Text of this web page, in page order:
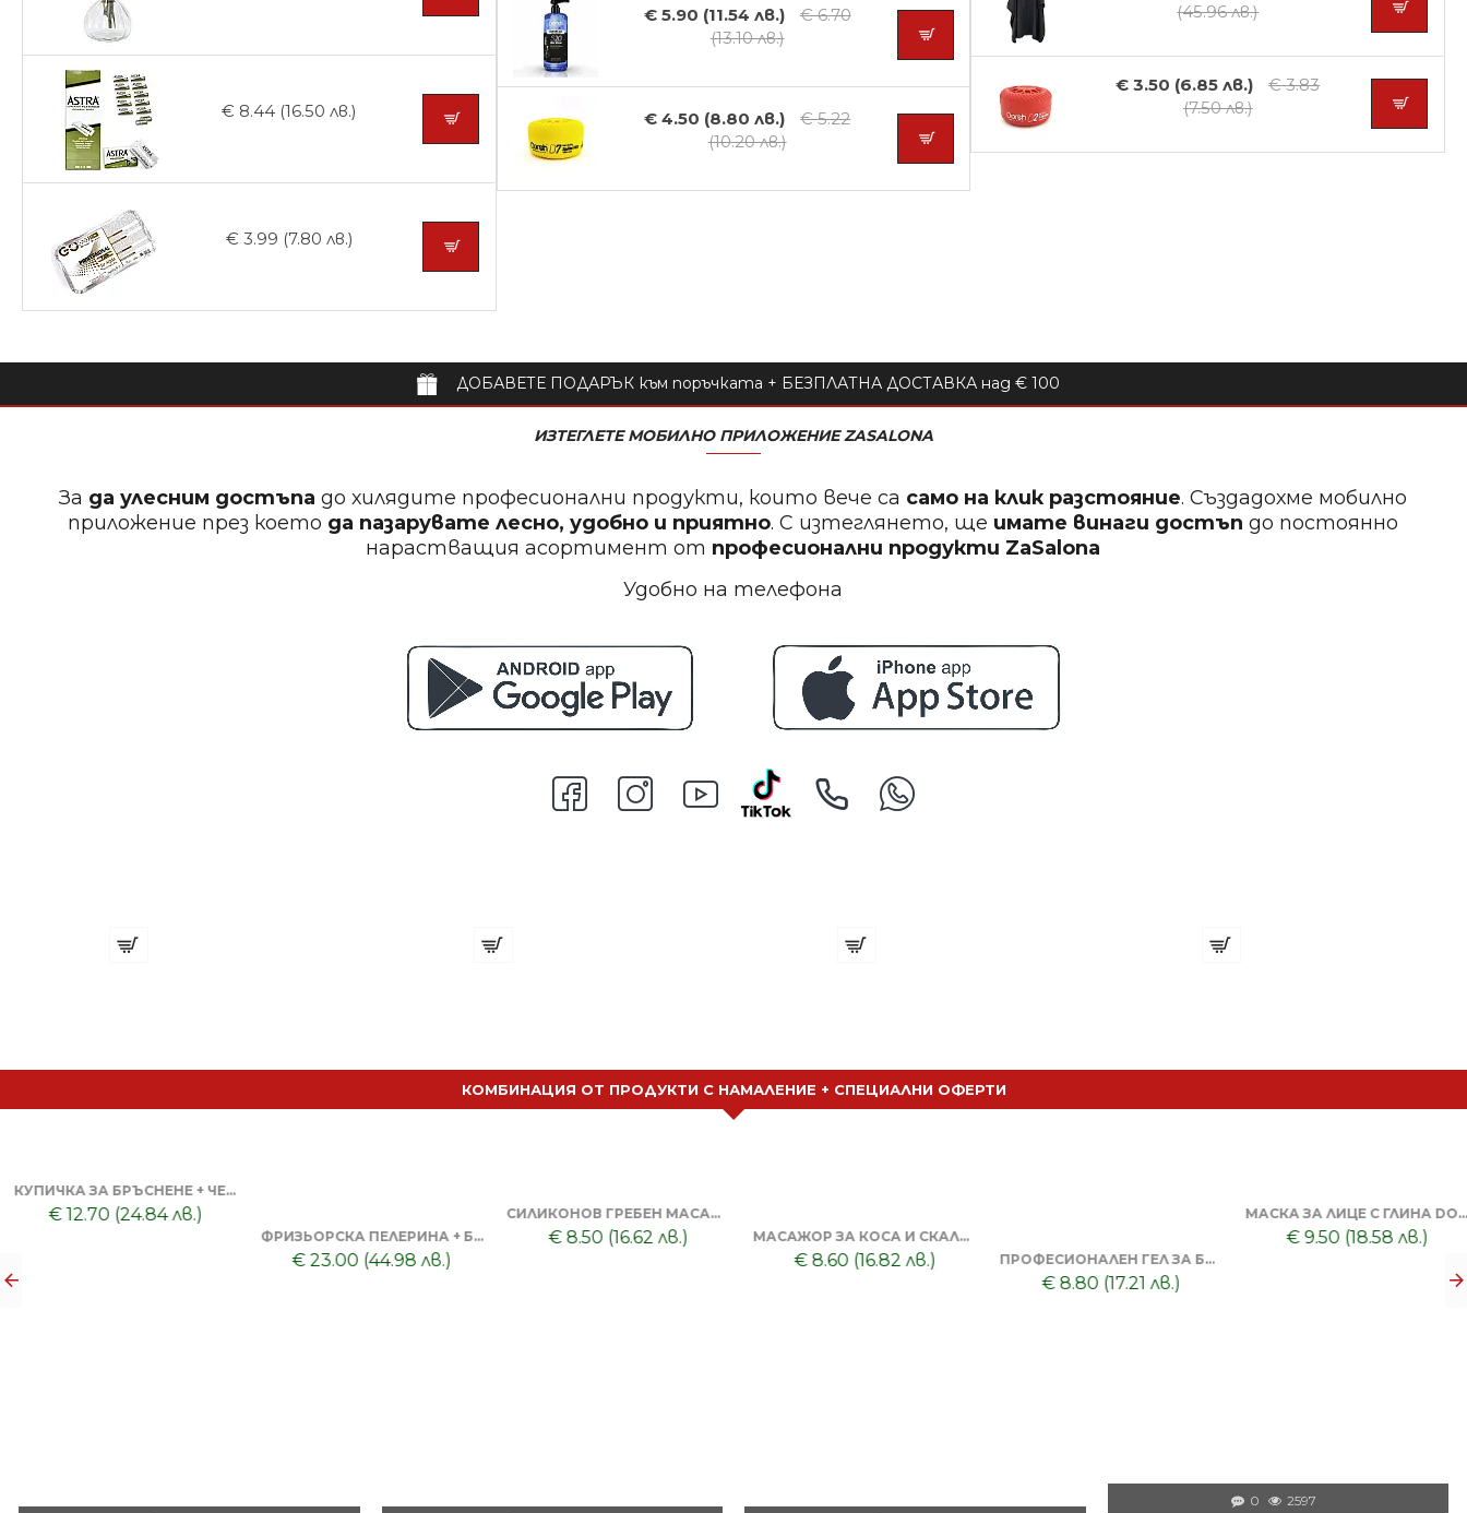
€ 8.44 (16.50 лв.)
€ 3.99 (7.80 лв.)
€ 5.90 (11.54 лв.)
€ 6.70
(13.10 лв.)
€ 4.50 (8.80 лв.)
€ 5.22
(10.20 лв.)
(45.96 лв.)
€ 3.50 (6.85 лв.)
€ 3.83
(7.50 лв.)
ДОБАВЕТЕ ПОДАРЪК към поръчката + БЕЗПЛАТНА ДОСТАВКА над € 100
ИЗТЕГЛЕТЕ МОБИЛНО ПРИЛОЖЕНИЕ ZASALONA
За да улесним достъпадо хилядите професионални продукти, които вече са само на клик разстояние. Създадохме мобилно
приложение през което да пазарувате лесно, удобно и приятно. С изтеглянето, ще имате винаги достъп до постоянно
нарастващия асортимент от професионални продукти ZaSalona
Удобно на телефона
КОМБИНАЦИЯ ОТ ПРОДУКТИ С НАМАЛЕНИЕ + СПЕЦИАЛНИ ОФЕРТИ
КУПИЧКА ЗА БРЪСНЕНЕ + ЧЕТКА ЗА БРЪСНЕНЕ
€ 12.70 (24.84 лв.)
ФРИЗЬОРСКА ПЕЛЕРИНА + БУТИЛКА/ПРЪСКАЛКА + КАРБОНОВ ГРЕБЕН + НОЖИЦА 6 SCULPTO EUROSTIL
€ 23.00 (44.98 лв.)
СИЛИКОНОВ ГРЕБЕН МАСАЖОР + ТОНИК ЗА КОСА DORSH
€ 8.50 (16.62 лв.) МАСАЖОР ЗА КОСА И СКАЛП + DORSH SILVER - ШАМПОАН ПРОТИВ ОРАНЖЕВО ЛИЛАВО 500 МЛ
€ 8.60 (16.82 лв.) ПРОФЕСИОНАЛЕН ГЕЛ ЗА БРЪСНЕНЕ 1000 ML + БРЪСНАЧ ЗА ЕДНОКРАТНИ НОЖЧЕТА + БРЪСНАРСКИ НОЖЧЕТА ASTRA - 5БР
€ 8.80 (17.21 лв.)
МАСКА ЗА ЛИЦЕ С ГЛИНА DORSH + ПОЧИСТВАЩА ЧЕРНА МАСКА ЗА ЛИЦЕ DORSH
€ 9.50 (18.58 лв.)
0 2597